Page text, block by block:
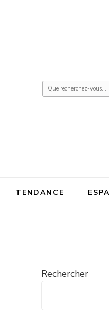
Vous
TENDANCE
Rechercher